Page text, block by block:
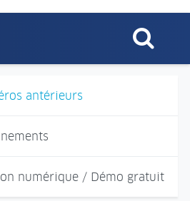
antérieurs
numérique / Démo gratuit